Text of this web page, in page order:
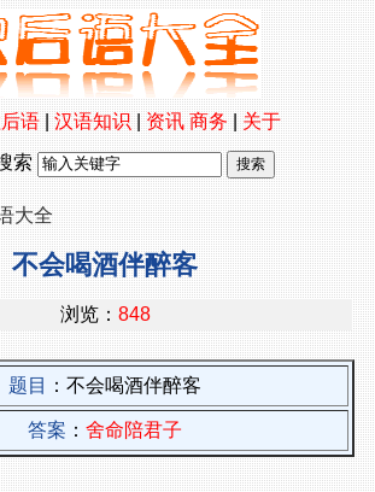
语|汉语知识|资讯 商务|关于
索
大全
不会喝酒伴醉客
浏览： 848
题目 ：不会喝酒伴醉客
答案 ： 舍命陪君子